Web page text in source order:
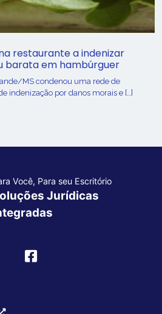
restaurante a indenizar
barata em hambúrguer
MS condenou uma rede de
indenização por danos morais e […]
Você, Para seu Escritório
Jurídicas